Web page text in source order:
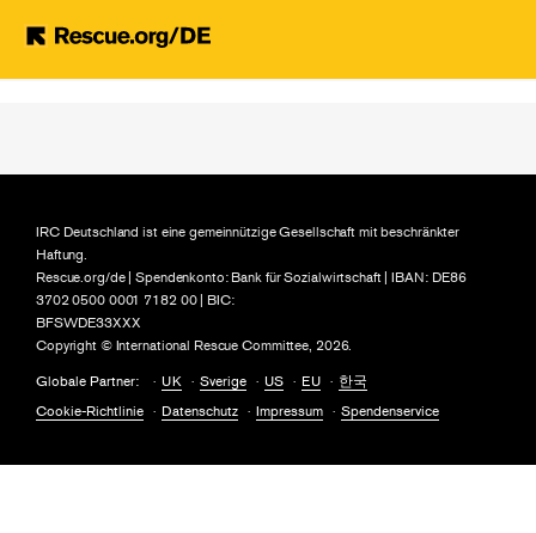
IRC Deutschland ist eine gemeinnützige Gesellschaft mit beschränkter
Haftung.
Rescue.org/de | Spendenkonto: Bank für Sozialwirtschaft | IBAN: DE86
3702 0500 0001 7182 00 | BIC:
BFSWDE33XXX
Copyright © International Rescue Committee, 2026.
Globale Partner: UK Sverige US EU
한국
Cookie-Richtlinie
Datenschutz Impressum Spendenservice